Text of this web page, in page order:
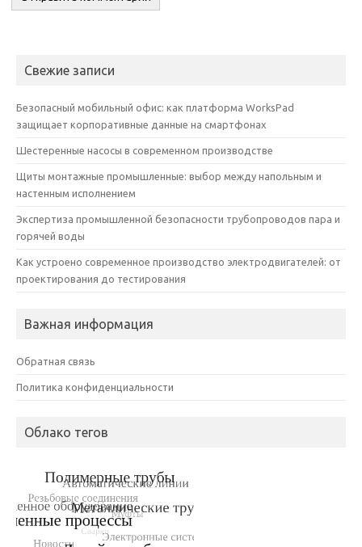
Свежие записи
Безопасный мобильный офис: как платформа WorksPad
защищает корпоративные данные на смартфонах
Шестеренные насосы в современном производстве
Щиты монтажные промышленные: выбор между напольным и
настенным исполнением
Экспертиза промышленной безопасности трубопроводов пара и
горячей воды
Как устроено современное производство электродвигателей: от
проектирования до тестирования
Важная информация
Обратная связь
Политика конфиденциальности
Облако тегов